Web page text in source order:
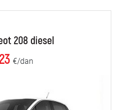
208 diesel
€/dan